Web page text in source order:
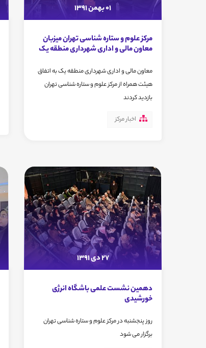
01 بهمن 1391
مرکز علوم و ستاره شناسی تهران میزبان
معاون مالی و اداری شهرداری منطقه یک
معاون مالی و اداری شهرداری منطقه یک به اتفاق
هیئت همراه از مرکز علوم و ستاره شناسی تهران
بازدید کردند
اخبار مرکز
27 دی 1391
دهمین نشست علمی باشگاه انرژی
خورشیدی
روز پنجشنبه در مرکز علوم و ستاره شناسی تهران
برگزار می شود